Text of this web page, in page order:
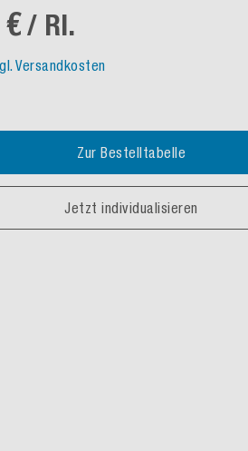
/ Rl.
Versandkosten
Zur Bestelltabelle
Jetzt individualisieren